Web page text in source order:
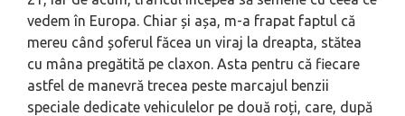
vedem în Europa. Chiar și așa, m-a frapat faptul că
mereu când șoferul făcea un viraj la dreapta, stătea
cu mâna pregătită pe claxon. Asta pentru că fiecare
astfel de manevră trecea peste marcajul benzii
speciale dedicate vehiculelor pe două roți, care, după